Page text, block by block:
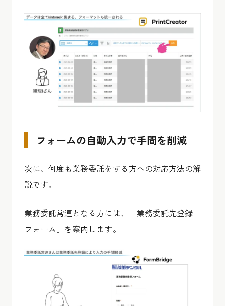
フォームの自動入力で手間を削減
次に、何度も業務委託をする方への対応方法の解
説です。
業務委託常連となる方には、「業務委託先登録
フォーム」を案内します。